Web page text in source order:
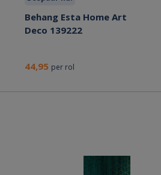
Behang Esta Home Art
Deco 139222
44,95 per rol